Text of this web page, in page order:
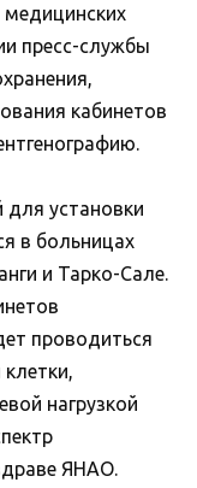
пресс-службы
кабинетов
установки
в больницах
и Тарко-Сале.
проводиться
нагрузкой
ЯНАО.